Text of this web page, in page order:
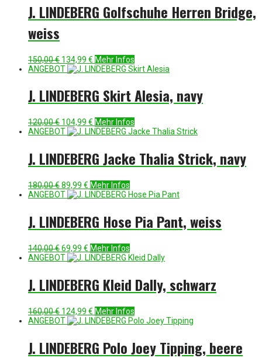
J. LINDEBERG Golfschuhe Herren Bridge,
weiss
150,00€ Ursprünglicher
Preis
134,99 € Aktueller
Preis
Mehr Infos
ANGEBOT
J. LINDEBERG Skirt Alesia, navy
120,00€ Ursprünglicher
Preis
104,99 € Aktueller
Preis
Mehr Infos
ANGEBOT
J. LINDEBERG Jacke Thalia Strick, navy
180,00€Ursprünglicher
Preis
89,99 € Aktueller
Preis
Mehr Infos
ANGEBOT
J. LINDEBERG Hose Pia Pant, weiss
140,00€Ursprünglicher
Preis
69,99 € Aktueller
Preis
Mehr Infos
ANGEBOT
J. LINDEBERG Kleid Dally, schwarz
160,00€ Ursprünglicher
Preis
124,99 € Aktueller
Preis
Mehr Infos
ANGEBOT
J. LINDEBERG Polo Joey Tipping, beere